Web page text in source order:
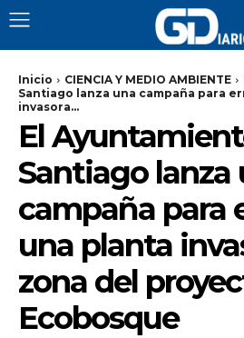
Inicio CIENCIA Y MEDIO AMBIENTE
Santiago lanza una campaña para
invasora...
El
Santiago lanza
campaña para
una planta
zona del
Ecobosque